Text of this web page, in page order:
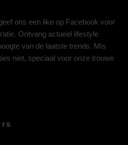
ons een like op Facebook voor
Ontvang actueel lifestyle
van de laatste trends. Mis
niet, speciaal voor onze trouwe